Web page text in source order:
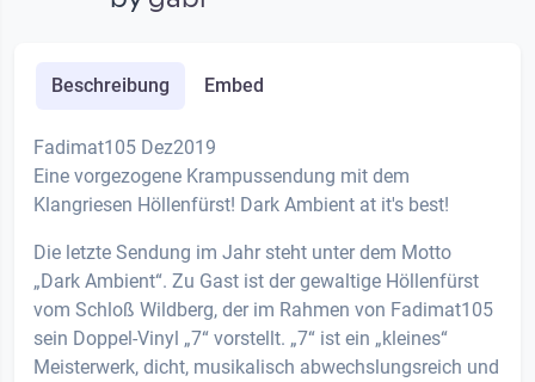
Beschreibung Embed
Fadimat105 Dez2019
Eine vorgezogene Krampussendung mit dem
Klangriesen Höllenfürst! Dark Ambient at it's best!
Die letzte Sendung im Jahr steht unter dem Motto
„Dark Ambient“. Zu Gast ist der gewaltige Höllenfürst
vom Schloß Wildberg, der im Rahmen von Fadimat105
sein Doppel-Vinyl „7“ vorstellt. „7“ ist ein „kleines“
Meisterwerk, dicht, musikalisch abwechslungsreich und